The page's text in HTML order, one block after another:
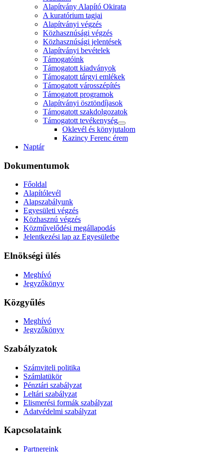
Alapítvány Alapító Okirata
A kuratórium tagjai
Alapítványi végzés
Közhasznúsági végzés
Közhasznúsági jelentések
Alapítványi bevételek
Támogatóink
Támogatott kiadványok
Támogatott tárgyi emlékek
Támogatott városszépítés
Támogatott programok
Alapítványi ösztöndíjasok
Támogatott szakdolgozatok
Támogatott tevékenység
Oklevél és könyjutalom
Kazincy Ferenc érem
Naptár
Dokumentumok
Főoldal
Alapítólevél
Alapszabályunk
Egyesületi végzés
Közhasznú végzés
Közművelődési megállapodás
Jelentkezési lap az Egyesületbe
Elnökségi ülés
Meghívó
Jegyzőkönyv
Közgyűlés
Meghívó
Jegyzőkönyv
Szabályzatok
Számviteli politika
Számlatükör
Pénztári szabályzat
Leltári szabályzat
Elismerési formák szabályzat
Adatvédelmi szabályzat
Kapcsolataink
Partnereink